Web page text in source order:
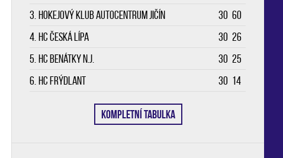
3. Hokejový klub Autocentrum Jičín 30 60
4. HC Česká Lípa 30 26
5. HC Benátky n.J. 30 25
6. HC Frýdlant 30 14
KOMPLETNÍ TABULKA